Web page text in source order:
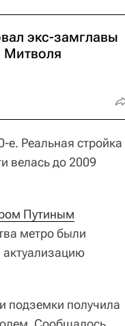
экс-замглавы
Митволя
е. Реальная стройка
велась до 2009
Путиным
метро были
подземки получила